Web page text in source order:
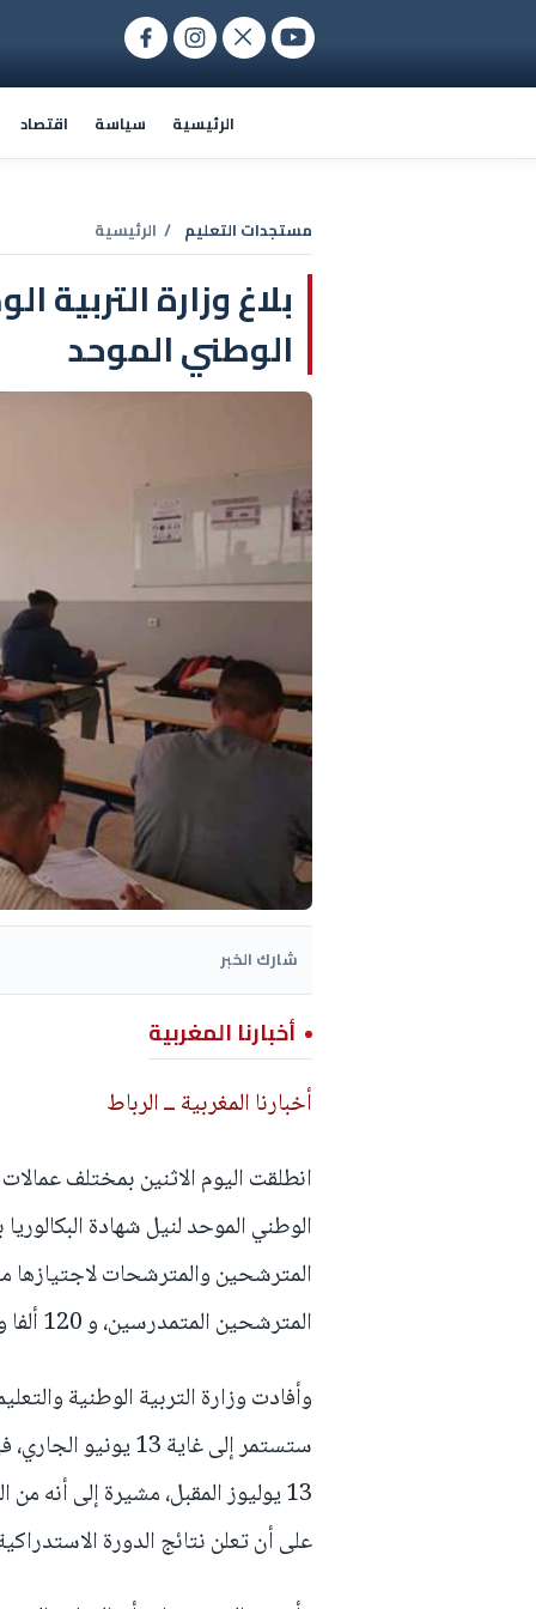
الرئيسية سياسة اقتصاد
مستجدات التعليم / الرئيسية
بلاغ وزارة التربية
الوطني الموحد
شارك الخبر
أخبارنا المغربية
أخبارنا المغربية ــ الرباط
انطلقت اليوم الاثنين بمختلف عمالات
المترشحين المتمدرسين، و 120 ألفا و277 من المترشحين الأحرار.
وأفادت وزارة التربية الوطنية
على أن تعلن نتائج الدورة الاستدراكية يوم 19